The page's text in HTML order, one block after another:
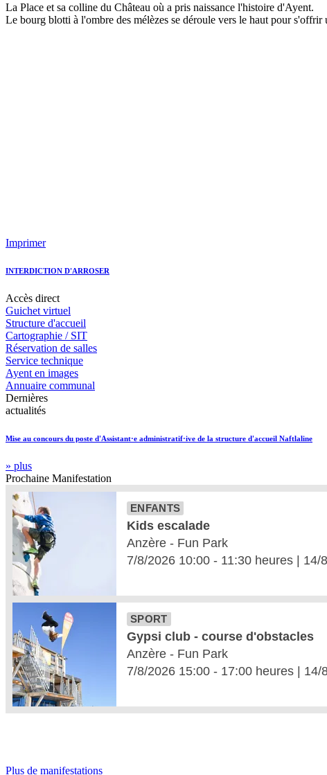
La Place et sa colline du Château où a pris naissance l'histoire d'Ayent.
Le bourg blotti à l'ombre des mélèzes se déroule vers le haut pour
Imprimer
INTERDICTION D'ARROSER
Accès direct
Guichet virtuel
Structure d'accueil
Cartographie / SIT
Réservation de salles
Service technique
Ayent en images
Annuaire communal
Dernières
actualités
Mise au concours du poste d'Assistant·e administratif·ive de la structure d'accueil Naftlaline
» plus
Prochaine Manifestation
Plus de manifestations